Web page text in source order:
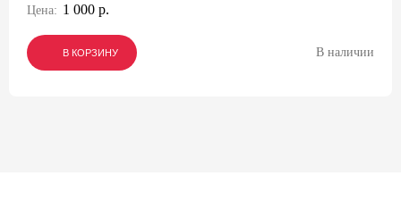
Цена: 1 000 р.
В КОРЗИНУ
В КОРЗИНУ
В КОРЗИНУ В наличии